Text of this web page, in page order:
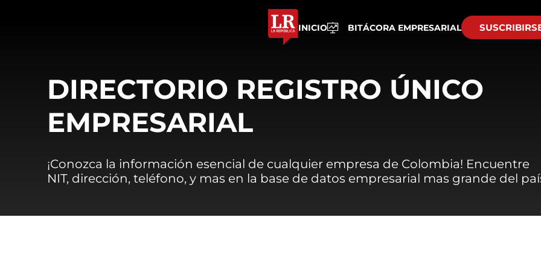
INICIO BITÁCORA EMPRESARIAL
DIRECTORIO REGISTRO ÚNICO
EMPRESARIAL
¡Conozca la información esencial de cualquier empresa de Colombia! Encuentre
NIT, dirección, teléfono, y mas en la base de datos empresarial mas grande del